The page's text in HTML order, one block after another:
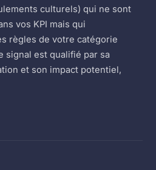
culturels) qui ne sont
vos KPI mais qui
règles de votre catégorie
signal est qualifié par sa
et son impact potentiel,